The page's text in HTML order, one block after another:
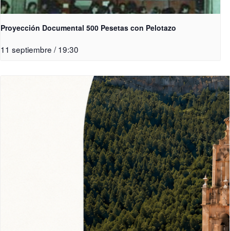
Proyección Documental 500 Pesetas con Pelotazo
11 septiembre / 19:30